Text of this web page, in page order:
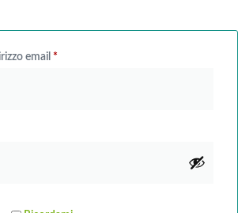
email *